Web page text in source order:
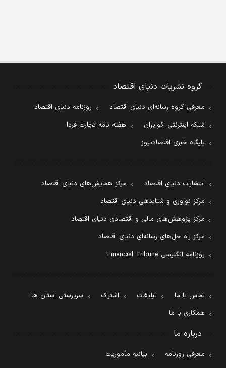
گروه نشریات دنیای اقتصاد
معرفی گروه رسانه‌ای دنیای اقتصاد
روزنامه دنیای اقتصاد
شبکه اینترنتی اکوایران
هفته نامه تجارت فردا
پایگاه خبری اقتصادنیوز
انتشارات دنیای اقتصاد
مرکز همایش‌های دنیای اقتصاد
مرکز نوآوری و شتابدهی دنیای اقتصاد
مرکز پژوهش‌های مالی و اقتصادی دنیای اقتصاد
مرکز راه حل‌های رسانه‌ای دنیای اقتصاد
روزنامه انگلیسی Financial Tribune
تماس با ما تبلیغات اشتراک
سرپرستی استان ها
همکاری با ما
درباره ما
معرفی روزنامه
بیانیه مأموریت